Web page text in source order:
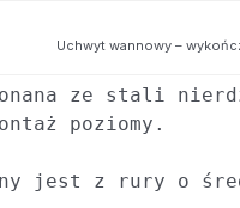
Uchwyt wannowy –
ze stali
poziomy.